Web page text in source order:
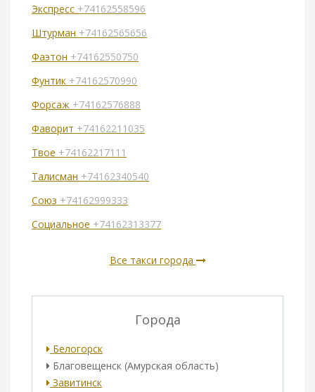
Экспресс +74162558596
Штурман +74162565656
Фаэтон +74162550750
Фунтик +74162570990
Форсаж +74162576888
Фаворит +74162211035
Твое +74162217111
Талисман +74162340540
Союз +74162999333
Социальное +74162313377
Все такси города
Города
Белогорск
Благовещенск (Амурская область)
Завитинск